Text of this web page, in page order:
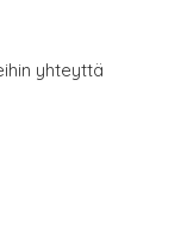
yhteyttä